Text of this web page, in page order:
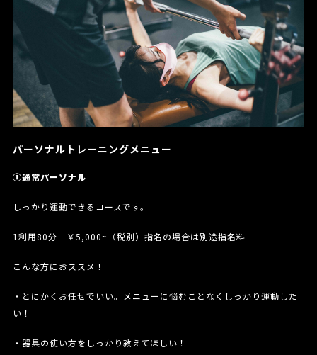
パーソナルトレーニングメニュー
①通常パーソナル
しっかり運動できるコースです。
1利用80分 ￥5,000~（税別）指名の場合は別途指名料
こんな方におススメ！
・とにかくお任せでいい。メニューに悩むことなくしっかり運動した
い！
・器具の使い方をしっかり教えてほしい！